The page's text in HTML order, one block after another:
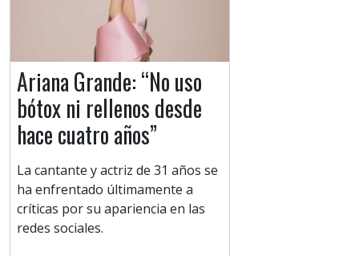
Ariana Grande: “No uso
bótox ni rellenos desde
hace cuatro años”
La cantante y actriz de 31 años se
ha enfrentado últimamente a
críticas por su apariencia en las
redes sociales.